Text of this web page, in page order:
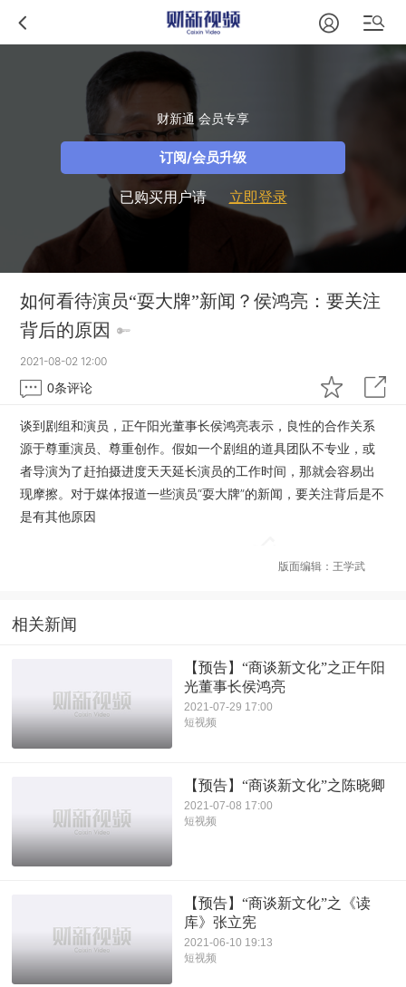
财新通 会员专享
订阅/会员升级
已购买用户请 立即登录
如何看待演员“耍大牌”新闻？侯鸿亮：要关注
背后的原因
2021-08-02 12:00
0条评论
谈到剧组和演员，正午阳光董事长侯鸿亮表示，良性的合作关系
源于尊重演员、尊重创作。假如一个剧组的道具团队不专业，或
者导演为了赶拍摄进度天天延长演员的工作时间，那就会容易出
现摩擦。对于媒体报道一些演员“耍大牌”的新闻，要关注背后是不
是有其他原因
版面编辑：王学武
相关新闻
【预告】“商谈新文化”之正午阳
光董事长侯鸿亮
2021-07-29 17:00
短视频
【预告】“商谈新文化”之陈晓卿
2021-07-08 17:00
短视频
【预告】“商谈新文化”之《读
库》张立宪
2021-06-10 19:13
短视频